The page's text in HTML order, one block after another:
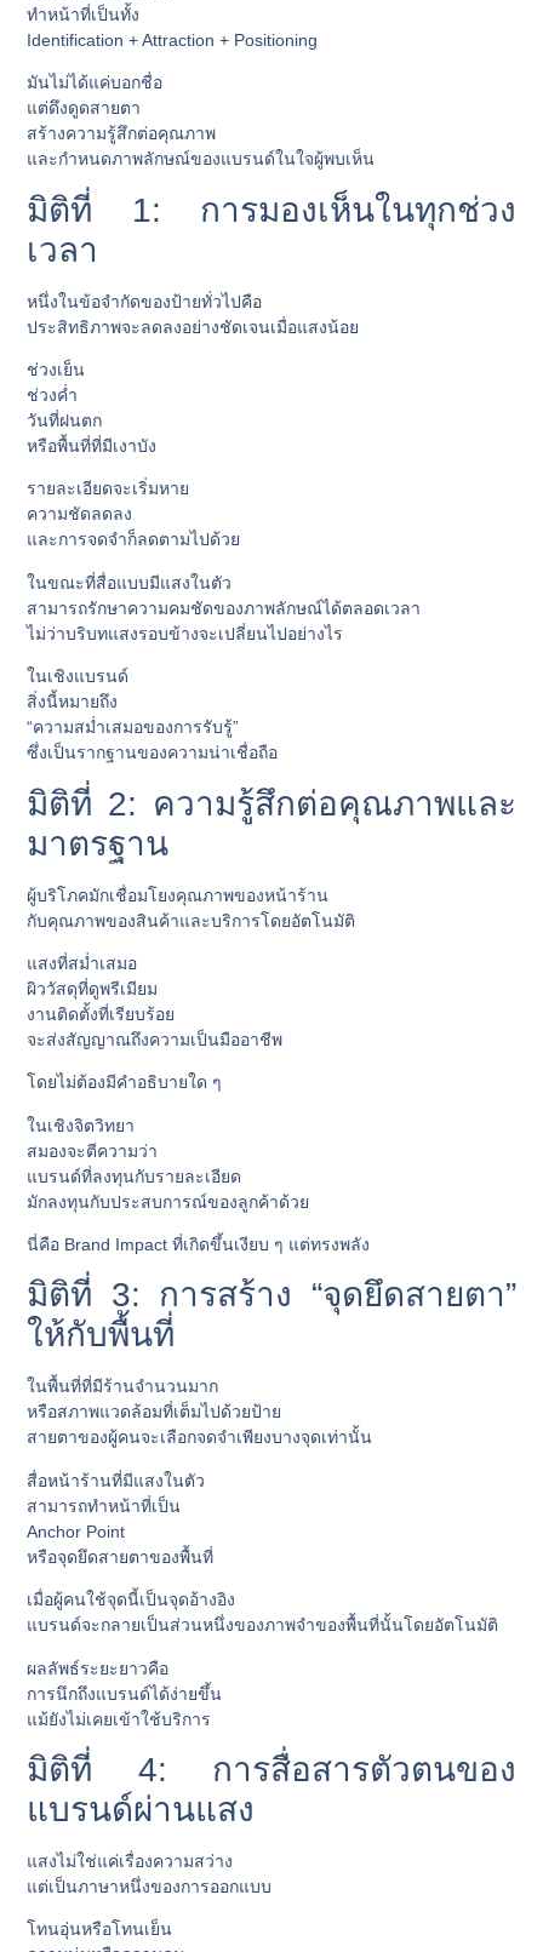
ทำหน้าที่เป็นทั้ง
Identification + Attraction + Positioning
มันไม่ได้แค่บอกชื่อ
แต่ดึงดูดสายตา
สร้างความรู้สึกต่อคุณภาพ
และกำหนดภาพลักษณ์ของแบรนด์ในใจผู้พบเห็น
มิติที่ 1: การมองเห็นในทุกช่วง
เวลา
หนึ่งในข้อจำกัดของป้ายทั่วไปคือ
ประสิทธิภาพจะลดลงอย่างชัดเจนเมื่อแสงน้อย
ช่วงเย็น
ช่วงค่ำ
วันที่ฝนตก
หรือพื้นที่ที่มีเงาบัง
รายละเอียดจะเริ่มหาย
ความชัดลดลง
และการจดจำก็ลดตามไปด้วย
ในขณะที่สื่อแบบมีแสงในตัว
สามารถรักษาความคมชัดของภาพลักษณ์ได้ตลอดเวลา
ไม่ว่าบริบทแสงรอบข้างจะเปลี่ยนไปอย่างไร
ในเชิงแบรนด์
สิ่งนี้หมายถึง
“ความสม่ำเสมอของการรับรู้”
ซึ่งเป็นรากฐานของความน่าเชื่อถือ
มิติที่ 2: ความรู้สึกต่อคุณภาพและ
มาตรฐาน
ผู้บริโภคมักเชื่อมโยงคุณภาพของหน้าร้าน
กับคุณภาพของสินค้าและบริการโดยอัตโนมัติ
แสงที่สม่ำเสมอ
ผิววัสดุที่ดูพรีเมียม
งานติดตั้งที่เรียบร้อย
จะส่งสัญญาณถึงความเป็นมืออาชีพ
โดยไม่ต้องมีคำอธิบายใด ๆ
ในเชิงจิตวิทยา
สมองจะตีความว่า
แบรนด์ที่ลงทุนกับรายละเอียด
มักลงทุนกับประสบการณ์ของลูกค้าด้วย
นี่คือ Brand Impact ที่เกิดขึ้นเงียบ ๆ แต่ทรงพลัง
มิติที่ 3: การสร้าง “จุดยึดสายตา”
ให้กับพื้นที่
ในพื้นที่ที่มีร้านจำนวนมาก
หรือสภาพแวดล้อมที่เต็มไปด้วยป้าย
สายตาของผู้คนจะเลือกจดจำเพียงบางจุดเท่านั้น
สื่อหน้าร้านที่มีแสงในตัว
สามารถทำหน้าที่เป็น
Anchor Point
หรือจุดยึดสายตาของพื้นที่
เมื่อผู้คนใช้จุดนี้เป็นจุดอ้างอิง
แบรนด์จะกลายเป็นส่วนหนึ่งของภาพจำของพื้นที่นั้นโดยอัตโนมัติ
ผลลัพธ์ระยะยาวคือ
การนึกถึงแบรนด์ได้ง่ายขึ้น
แม้ยังไม่เคยเข้าใช้บริการ
มิติที่ 4: การสื่อสารตัวตนของ
แบรนด์ผ่านแสง
แสงไม่ใช่แค่เรื่องความสว่าง
แต่เป็นภาษาหนึ่งของการออกแบบ
โทนอุ่นหรือโทนเย็น